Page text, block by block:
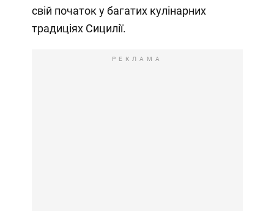
свій початок у багатих кулінарних
традиціях Сицилії.
РЕКЛАМА